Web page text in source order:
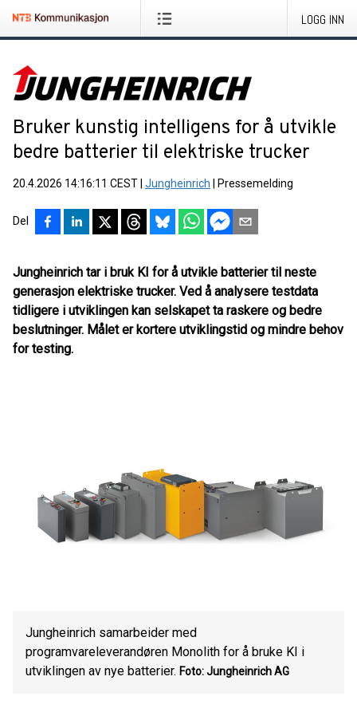
LOGG INN
Bruker kunstig intelligens for å utvikle
bedre batterier til elektriske trucker
20.4.2026 14:16:11 CEST Jungheinrich Pressemelding
Del
Jungheinrich tar i bruk KI for å utvikle batterier til neste
generasjon elektriske trucker. Ved å analysere testdata
tidligere i utviklingen kan selskapet ta raskere og bedre
beslutninger. Målet er kortere utviklingstid og mindre behov
for testing.
Jungheinrich samarbeider med
programvareleverandøren Monolith for å bruke KI i
utviklingen av nye batterier. Foto: Jungheinrich AG